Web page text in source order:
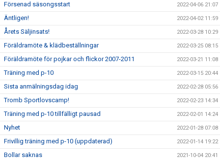
Försenad säsongsstart 2022-04-06 21:07
Äntligen! 2022-04-02 11:59
Årets Säljinsats! 2022-03-28 10:29
Föräldramöte & klädbeställningar 2022-03-25 08:15
Föräldramöte för pojkar och flickor 2007-2011 2022-03-21 11:08
Träning med p-10 2022-03-15 20:44
Sista anmälningsdag idag 2022-02-28 05:56
Tromb Sportlovscamp! 2022-02-23 14:34
Träning med p-10 tillfälligt pausad 2022-02-01 14:24
Nyhet 2022-01-28 07:08
Frivillig träning med p-10 (uppdaterad) 2022-01-14 19:22
Bollar saknas 2021-10-04 20:41